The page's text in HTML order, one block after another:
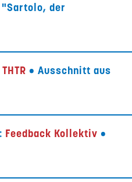
der
THTR • Ausschnitt aus
Feedback Kollektiv•